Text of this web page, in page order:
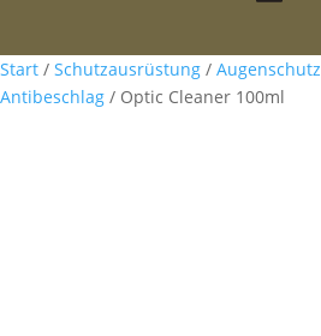
Start / Schutzausrüstung / Augenschutz
Antibeschlag / Optic Cleaner 100ml